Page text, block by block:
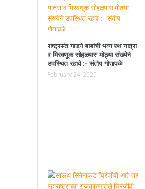
राष्ट्रसंत गाडगे बाबांची भव्य रथ यात्रा
व मिरवणूक सोहळ्यास मोठ्या संख्येने
उपस्थित रहावे :- संतोष गोतावळे
February 24, 2025